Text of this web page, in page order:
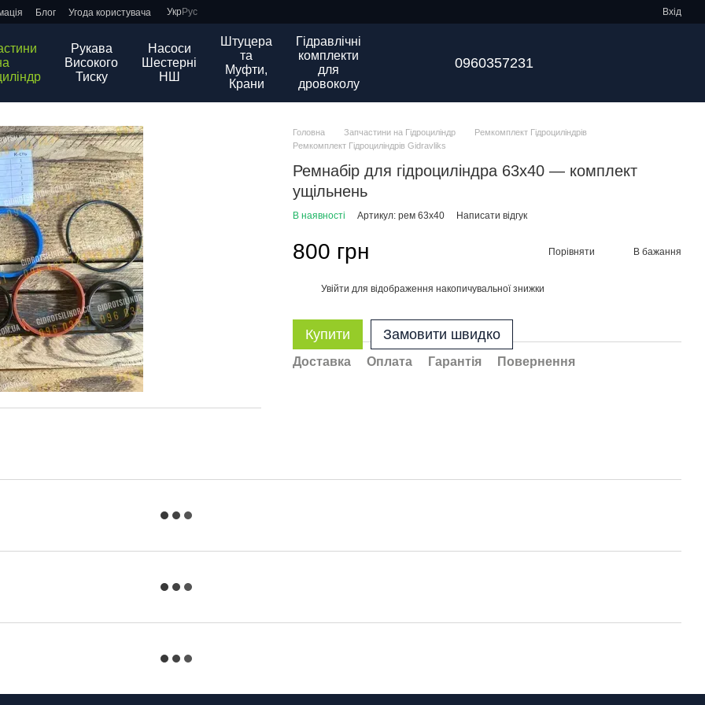
Блог Угода користувача УкрРус Вхід
Рукава
Високого
Тиску
Насоси
Шестерні
НШ
Штуцера
та
Муфти,
Крани
Гідравлічні
комплекти
для
дровоколу
0960357231
Головна Запчастини на Гідроциліндр
Ремкомплект Гідроциліндрів
Ремкомплект Гідроциліндрів Gidravliks
Ремнабір для гідроциліндра 63х40 — комплект
ущільнень
В наявності Артикул: рем 63х40 Написати відгук
800 грн Порівняти В бажання
Увійти для відображення накопичувальної знижки
Купити Замовити швидко
Доставка Оплата Гарантія Повернення